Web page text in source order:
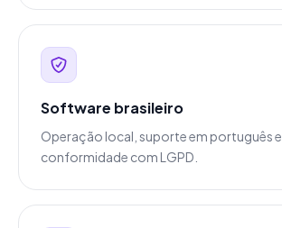
Software brasileiro
Operação local, suporte em português e
conformidade com LGPD.